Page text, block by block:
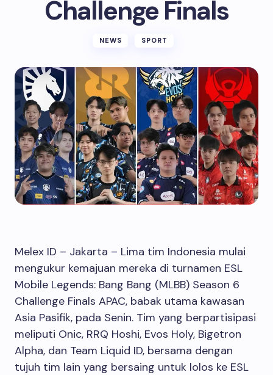
Challenge Finals
NEWS SPORT
Melex ID – Jakarta – Lima tim Indonesia mulai
mengukur kemajuan mereka di turnamen ESL
Mobile Legends: Bang Bang (MLBB) Season 6
Challenge Finals APAC, babak utama kawasan
Asia Pasifik, pada Senin. Tim yang berpartisipasi
meliputi Onic, RRQ Hoshi, Evos Holy, Bigetron
Alpha, dan Team Liquid ID, bersama dengan
tujuh tim lain yang bersaing untuk lolos ke ESL